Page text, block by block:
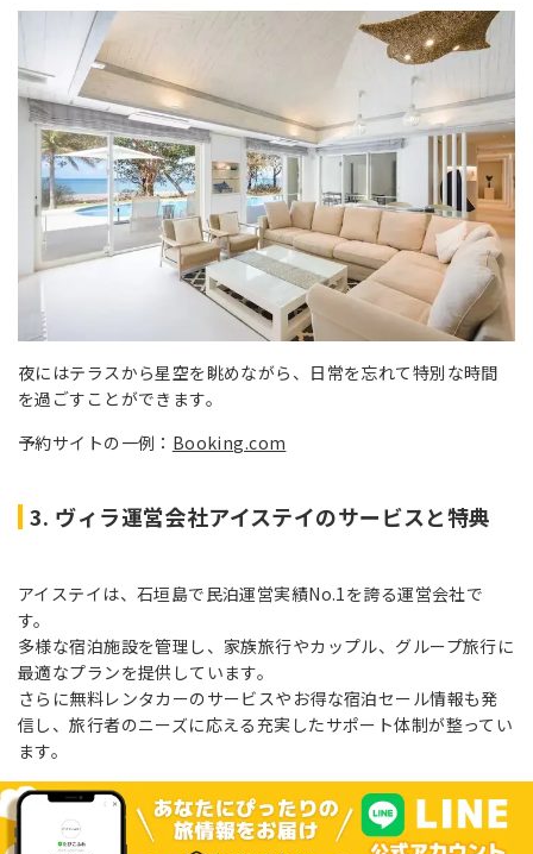
夜にはテラスから星空を眺めながら、日常を忘れて特別な時間
を過ごすことができます。
予約サイトの一例： Booking.com
3. ヴィラ運営会社アイステイのサービスと特典
アイステイは、石垣島で民泊運営実績No.1を誇る運営会社で
す。
多様な宿泊施設を管理し、家族旅行やカップル、グループ旅行に
最適なプランを提供しています。
さらに無料レンタカーのサービスやお得な宿泊セール情報も発
信し、旅行者のニーズに応える充実したサポート体制が整ってい
ます。